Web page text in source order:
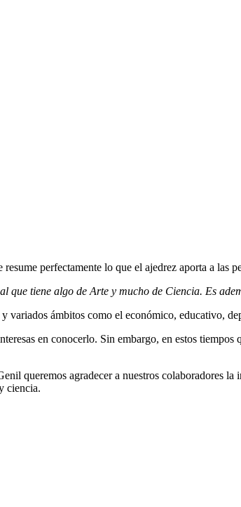
perfectamente lo que el ajedrez aporta a las
que tiene algo de Arte y mucho de Ciencia. Es
variados ámbitos como el económico, educativo,
en conocerlo. Sin embargo, en estos
queremos agradecer a nuestros colaboradores
ciencia.